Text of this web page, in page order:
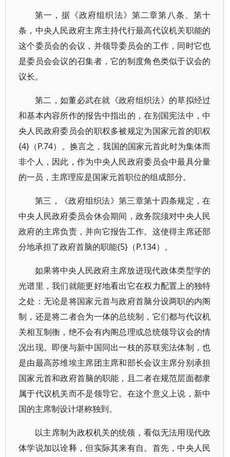
第一，据《政府组织法》第二章第八条、第十
条，中央人民政府主席主持代行最高代议机关职能的
这个委员会的会议，并领导委员会的工作，同时它也
是委员会会议的召集者，它的制度角色类似于议会的
议长。
第二，如董必武在就《政府组织法》的草拟经过
和基本内容所作的报告中指出的，在别国宪法中，中
央人民政府委员会的职权多被规定为国家元首的职权
{4}（P.74）。换言之，我国的国家元首此时为集体而
非个人，因此，作为中央人民政府委员会中最具分量
的一员，主席理应是国家元首职位的组成部分。
第三，《政府组织法》第三章第十四条规定，在
中央人民政府委员会休会期间，政务院须对中央人民
政府的主席负责，并向它报告工作。这使得主席还部
分地承担了政府首脑的职能{5}（P.134）。
如果将中央人民政府主席放进现代政体类型学的
光谱里，我们就能更好地看出它在权力配置上的独特
之处：无论是将国家元首与政府首脑分设两职的内阁
制，还是将二者合为一体的总统制，它们都与代议机
关相互制衡，绝不会有内阁总理或总统领导议会的情
况出现。即便与新中国同出一枝的苏联宪法体制，也
是由最高苏维埃主席团主席和部长会议主席分别承担
国家元首和政府首脑的职能，且二者在规范层面都隶
属于代议机关而不是领导它。在这个意义上说，新中
国的主席制设计堪称独到。
以主席制为政权机关的统领，看似无法用现代政
体学说加以诠释，但实际其来有自。首先，中央人民